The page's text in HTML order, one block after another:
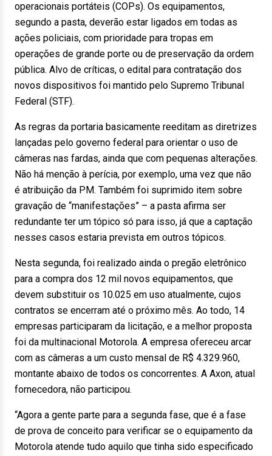
operacionais portáteis (COPs). Os equipamentos,
segundo a pasta, deverão estar ligados em todas as
ações policiais, com prioridade para tropas em
operações de grande porte ou de preservação da ordem
pública. Alvo de críticas, o edital para contratação dos
novos dispositivos foi mantido pelo Supremo Tribunal
Federal (STF).
As regras da portaria basicamente reeditam as diretrizes
lançadas pelo governo federal para orientar o uso de
câmeras nas fardas, ainda que com pequenas alterações.
Não há menção à perícia, por exemplo, uma vez que não
é atribuição da PM. Também foi suprimido item sobre
gravação de “manifestações” – a pasta afirma ser
redundante ter um tópico só para isso, já que a captação
nesses casos estaria prevista em outros tópicos.
Nesta segunda, foi realizado ainda o pregão eletrônico
para a compra dos 12 mil novos equipamentos, que
devem substituir os 10.025 em uso atualmente, cujos
contratos se encerram até o próximo mês. Ao todo, 14
empresas participaram da licitação, e a melhor proposta
foi da multinacional Motorola. A empresa ofereceu arcar
com as câmeras a um custo mensal de R$ 4.329.960,
montante abaixo de todos os concorrentes. A Axon, atual
fornecedora, não participou.
“Agora a gente parte para a segunda fase, que é a fase
de prova de conceito para verificar se o equipamento da
Motorola atende tudo aquilo que tinha sido especificado